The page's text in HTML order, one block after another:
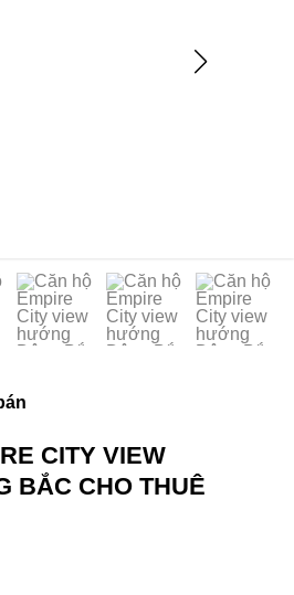
CITY VIEW
BẮC CHO THUÊ